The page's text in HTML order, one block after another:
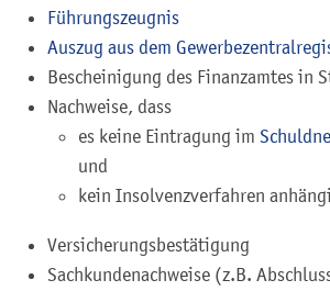
Führungszeugnis
Auszug aus dem
Bescheinigung des Finanzamtes in
Nachweise, dass
es keine Eintragung im
und
kein Insolvenzverfahren
Versicherungsbestätigung
Sachkundenachweise (z.B.